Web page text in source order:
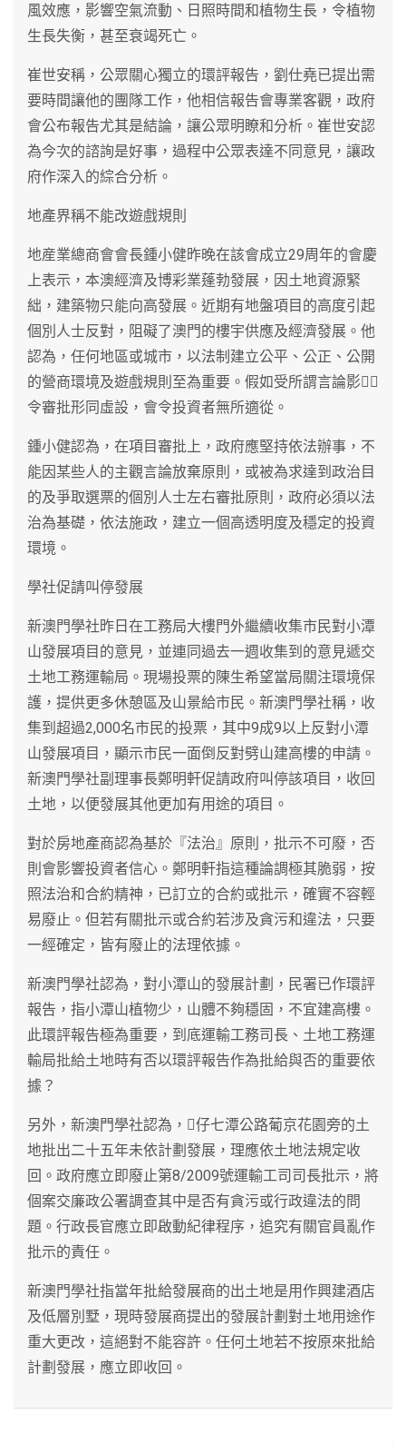
風效應，影響空氣流動、日照時間和植物生長，令植物
生長失衡，甚至衰竭死亡。
崔世安稱，公眾關心獨立的環評報告，劉仕堯已提出需
要時間讓他的團隊工作，他相信報告會專業客觀，政府
會公布報告尤其是結論，讓公眾明瞭和分析。崔世安認
為今次的諮詢是好事，過程中公眾表達不同意見，讓政
府作深入的綜合分析。
地產界稱不能改遊戲規則
地産業總商會會長鍾小健昨晚在該會成立29周年的會慶
上表示，本澳經濟及博彩業蓬勃發展，因土地資源緊
絀，建築物只能向高發展。近期有地盤項目的高度引起
個別人士反對，阻礙了澳門的樓宇供應及經濟發展。他
認為，任何地區或城市，以法制建立公平、公正、公開
的營商環境及遊戲規則至為重要。假如受所謂言論影，
令審批形同虛設，會令投資者無所適從。
鍾小健認為，在項目審批上，政府應堅持依法辦事，不
能因某些人的主觀言論放棄原則，或被為求達到政治目
的及爭取選票的個別人士左右審批原則，政府必須以法
治為基礎，依法施政，建立一個高透明度及穩定的投資
環境。
學社促請叫停發展
新澳門學社昨日在工務局大樓門外繼續收集市民對小潭
山發展項目的意見，並連同過去一週收集到的意見遞交
土地工務運輸局。現場投票的陳生希望當局關注環境保
護，提供更多休憩區及山景給市民。新澳門學社稱，收
集到超過2,000名市民的投票，其中9成9以上反對小潭
山發展項目，顯示市民一面倒反對劈山建高樓的申請。
新澳門學社副理事長鄭明軒促請政府叫停該項目，收回
土地，以便發展其他更加有用途的項目。
對於房地產商認為基於『法治』原則，批示不可廢，否
則會影響投資者信心。鄭明軒指這種論調極其脆弱，按
照法治和合約精神，已訂立的合約或批示，確實不容輕
易廢止。但若有關批示或合約若涉及貪污和違法，只要
一經確定，皆有廢止的法理依據。
新澳門學社認為，對小潭山的發展計劃，民署已作環評
報告，指小潭山植物少，山體不夠穩固，不宜建高樓。
此環評報告極為重要，到底運輸工務司長、土地工務運
輸局批給土地時有否以環評報告作為批給與否的重要依
據？
另外，新澳門學社認為，仔七潭公路葡京花園旁的土
地批出二十五年未依計劃發展，理應依土地法規定收
回。政府應立即廢止第8/2009號運輸工司司長批示，將
個案交廉政公署調查其中是否有貪污或行政違法的問
題。行政長官應立即啟動紀律程序，追究有關官員亂作
批示的責任。
新澳門學社指當年批給發展商的出土地是用作興建酒店
及低層別墅，現時發展商提出的發展計劃對土地用途作
重大更改，這絕對不能容許。任何土地若不按原來批給
計劃發展，應立即收回。